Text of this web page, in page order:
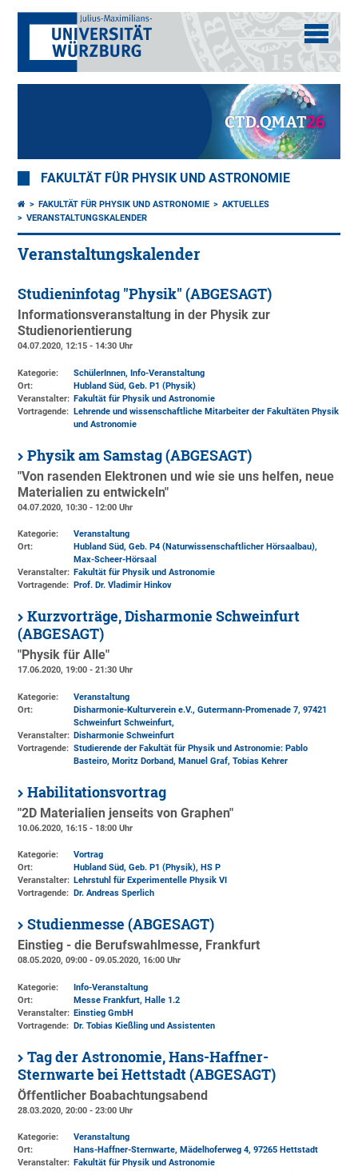
FAKULTÄT FÜR PHYSIK UND ASTRONOMIE
FAKULTÄT FÜR PHYSIK UND ASTRONOMIE
AKTUELLES
VERANSTALTUNGSKALENDER
Veranstaltungskalender
Studieninfotag "Physik" (ABGESAGT)
Informationsveranstaltung in der Physik zur
Studienorientierung
04.07.2020, 12:15 - 14:30 Uhr
Kategorie:
SchülerInnen, Info-Veranstaltung
Ort:
Hubland Süd, Geb. P1 (Physik)
Veranstalter: Fakultät für Physik und Astronomie
Vortragende: Lehrende und wissenschaftliche Mitarbeiter der Fakultäten Physik
und Astronomie
Physik am Samstag (ABGESAGT)
"Von rasenden Elektronen und wie sie uns helfen, neue
Materialien zu entwickeln"
04.07.2020, 10:30 - 12:00 Uhr
Kategorie:
Veranstaltung
Ort:
Hubland Süd, Geb. P4 (Naturwissenschaftlicher Hörsaalbau),
Max-Scheer-Hörsaal
Veranstalter: Fakultät für Physik und Astronomie
Vortragende:
Prof. Dr. Vladimir Hinkov
Kurzvorträge, Disharmonie Schweinfurt
(ABGESAGT)
"Physik für Alle"
17.06.2020, 19:00 - 21:30 Uhr
Kategorie:
Veranstaltung
Ort:
Disharmonie-Kulturverein e.V., Gutermann-Promenade 7, 97421
Schweinfurt Schweinfurt,
Veranstalter: Disharmonie Schweinfurt
Vortragende: Studierende der Fakultät für Physik und Astronomie: Pablo
Basteiro, Moritz Dorband, Manuel Graf, Tobias Kehrer
Habilitationsvortrag
"2D Materialien jenseits von Graphen"
10.06.2020, 16:15 - 18:00 Uhr
Kategorie:
Vortrag
Ort:
Hubland Süd, Geb. P1 (Physik), HS P
Veranstalter: Lehrstuhl für Experimentelle Physik VI
Vortragende:
Dr. Andreas Sperlich
Studienmesse (ABGESAGT)
Einstieg - die Berufswahlmesse, Frankfurt
08.05.2020, 09:00 - 09.05.2020, 16:00 Uhr
Kategorie:
Info-Veranstaltung
Ort:
Messe Frankfurt, Halle 1.2
Veranstalter: Einstieg GmbH
Vortragende: Dr. Tobias Kießling und Assistenten
Tag der Astronomie, Hans-Haffner-
Sternwarte bei Hettstadt (ABGESAGT)
Öffentlicher Boabachtungsabend
28.03.2020, 20:00 - 23:00 Uhr
Kategorie:
Veranstaltung
Ort:
Hans-Haffner-Sternwarte, Mädelhoferweg 4, 97265 Hettstadt
Veranstalter: Fakultät für Physik und Astronomie